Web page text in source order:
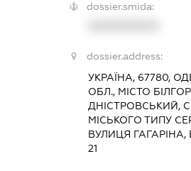
dossier.smida:
dossier.address:
УКРАЇНА, 67780,
ОБЛ., МІСТО
ДНІСТРОВСЬКИЙ,
МІСЬКОГО ТИПУ
ВУЛИЦЯ
21